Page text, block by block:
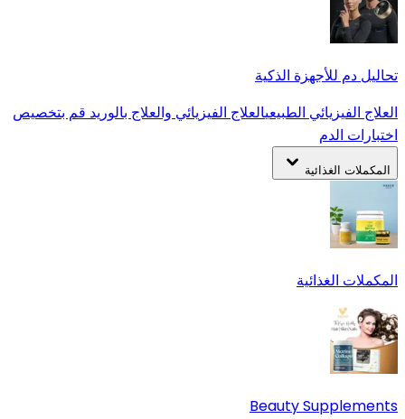
تحاليل دم للأجهزة الذكية
العلاج الفيزيائي الطبيعيالعلاج الفيزيائي والعلاج بالوريد قم بتخصيص
اختبارات الدم
المكملات الغذائية
المكملات الغذائية
Beauty Supplements